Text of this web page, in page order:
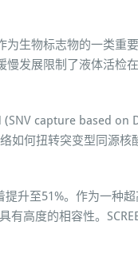
生物标志物的一类重
发展限制了液体活检
(SNV capture based on
如何扭转突变型同源核
升至51%。作为一种
有高度的相容性。